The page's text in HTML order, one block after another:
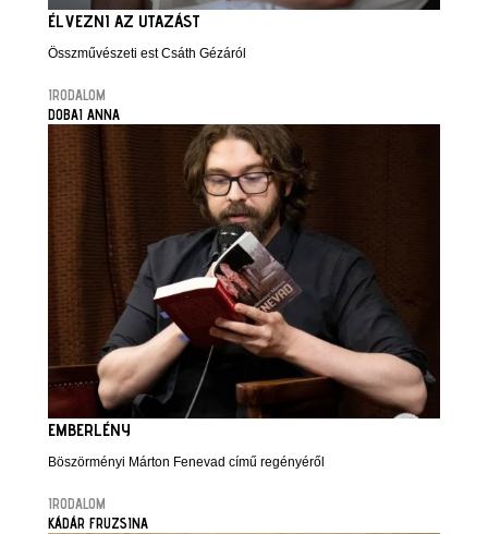
ÉLVEZNI AZ UTAZÁST
Összművészeti est Csáth Gézáról
IRODALOM
DOBAI ANNA
EMBERLÉNY
Böszörményi Márton Fenevad című regényéről
IRODALOM
KÁDÁR FRUZSINA